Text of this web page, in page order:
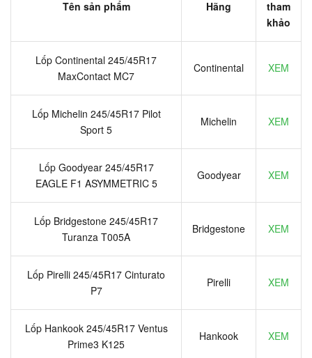
Tên sản phẩm Hãng
tham
khảo
Lốp Continental 245/45R17
MaxContact MC7
Continental XEM
Lốp Michelin 245/45R17 Pilot
Sport 5
Michelin XEM
Lốp Goodyear 245/45R17
EAGLE F1 ASYMMETRIC 5
Goodyear XEM
Lốp Bridgestone 245/45R17
Turanza T005A
Bridgestone XEM
Lốp Pirelli 245/45R17 Cinturato
P7
Pirelli XEM
Lốp Hankook 245/45R17 Ventus
Prime3 K125
Hankook XEM